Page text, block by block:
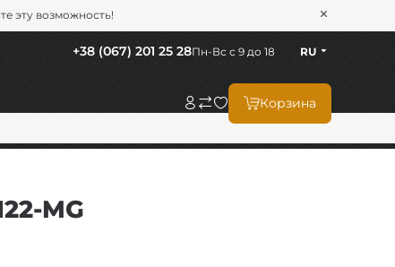
эту возможность!
Корзина
Пн-Вс с 9 до 18
+38 (067) 201 25 28 RU
MG